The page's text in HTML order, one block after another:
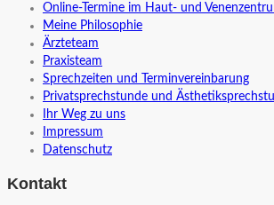
Online-Termine im Haut- und
Meine Philosophie
Ärzteteam
Praxisteam
Sprechzeiten und Terminvereinbarung
Privatsprechstunde und
Ihr Weg zu uns
Impressum
Datenschutz
Kontakt